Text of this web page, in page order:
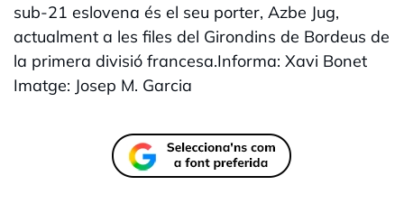
sub-21 eslovena és el seu porter, Azbe Jug,
actualment a les files del Girondins de Bordeus de
la primera divisió francesa.Informa: Xavi Bonet
Imatge: Josep M. Garcia